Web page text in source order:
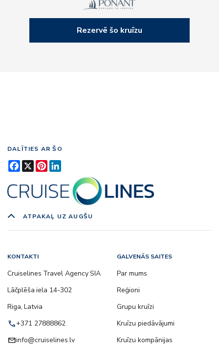
Rezervē šo kruīzu
DALĪTIES AR ŠO
Facebook
X Pinterest
ATPAKAĻ UZ AUGŠU
KONTAKTI
Cruiselines Travel Agency SIA
Lāčplēša iela 14-302
Riga, Latvia
call+371 27888862
emailinfo@cruiselines.lv
GALVENĀS SAITES
Par mums
Reģioni
Grupu kruīzi
Kruīzu piedāvājumi
Kruīzu kompānijas